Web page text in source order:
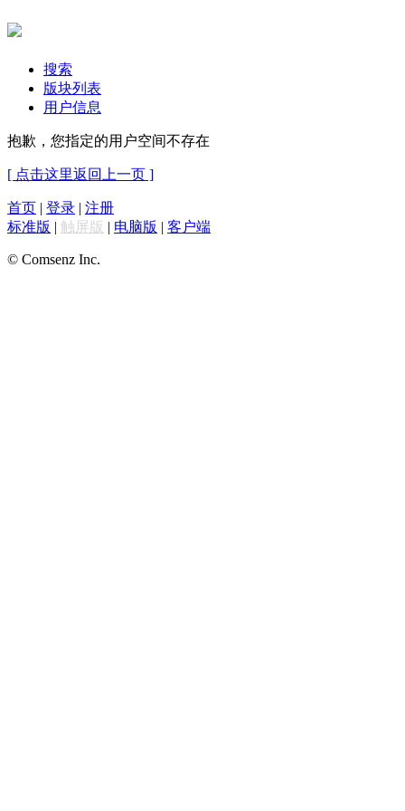
搜索
版块列表
用户信息
抱歉，您指定的用户空间不存在
[ 点击这里返回上一页 ]
首页 | 登录 | 注册
标准版 | 触屏版 | 电脑版 | 客户端
© Comsenz Inc.